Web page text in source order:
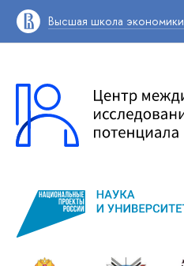
Высшая школа экономики